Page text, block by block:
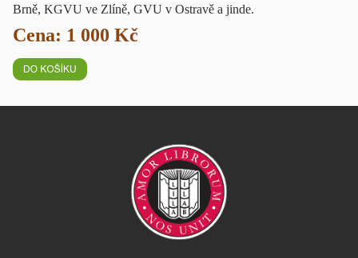
Brně, KGVU ve Zlíně, GVU v Ostravě a jinde.
Cena: 1 000 Kč